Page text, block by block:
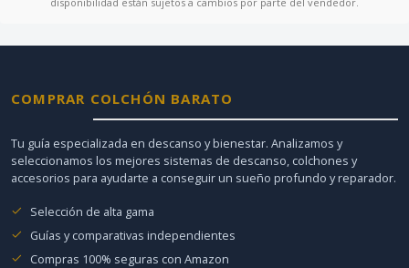
COMPRAR COLCHÓN BARATO
Tu guía especializada en descanso y bienestar. Analizamos y
seleccionamos los mejores sistemas de descanso, colchones y
accesorios para ayudarte a conseguir un sueño profundo y reparador.
Selección de alta gama
Guías y comparativas independientes
Compras 100% seguras con Amazon